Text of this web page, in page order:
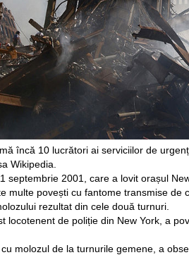
încă 10 lucrători ai serviciilor de
Wikipedia.
septembrie 2001, care a lovit orașul
multe povești cu fantome transmise de
rezultat din cele două turnuri.
locotenent de poliție din New York, a
molozul de la turnurile gemene, a